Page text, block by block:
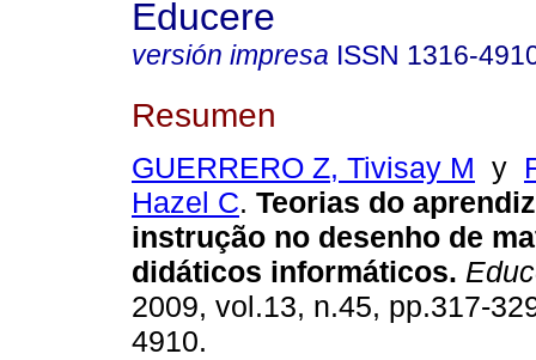
Educere
versión impresa ISSN 1316-
Resumen
GUERRERO Z, Tivisay M y
Hazel C. Teorias do
instrução no desenho de
didáticos informáticos.
2009, vol.13, n.45, pp.317-
4910.